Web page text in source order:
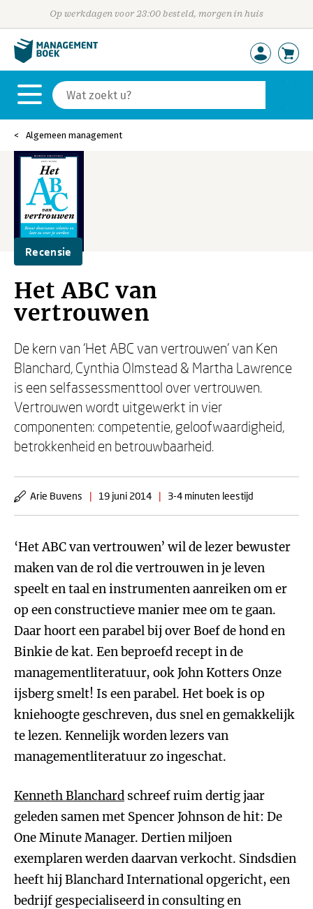
Op werkdagen voor 23:00 besteld, morgen in huis
Algemeen management
Recensie
Het ABC van
vertrouwen
De kern van ‘Het ABC van vertrouwen’ van Ken
Blanchard, Cynthia Olmstead & Martha Lawrence
is een selfassessmenttool over vertrouwen.
Vertrouwen wordt uitgewerkt in vier
componenten: competentie, geloofwaardigheid,
betrokkenheid en betrouwbaarheid.
Arie Buvens | 19 juni 2014 | 3-4 minuten leestijd
‘Het ABC van vertrouwen’ wil de lezer bewuster
maken van de rol die vertrouwen in je leven
speelt en taal en instrumenten aanreiken om er
op een constructieve manier mee om te gaan.
Daar hoort een parabel bij over Boef de hond en
Binkie de kat. Een beproefd recept in de
managementliteratuur, ook John Kotters Onze
ijsberg smelt! Is een parabel. Het boek is op
kniehoogte geschreven, dus snel en gemakkelijk
te lezen. Kennelijk worden lezers van
managementliteratuur zo ingeschat.
Kenneth Blanchard schreef ruim dertig jaar
geleden samen met Spencer Johnson de hit: De
One Minute Manager. Dertien miljoen
exemplaren werden daarvan verkocht. Sindsdien
heeft hij Blanchard International opgericht, een
bedrijf gespecialiseerd in consulting en